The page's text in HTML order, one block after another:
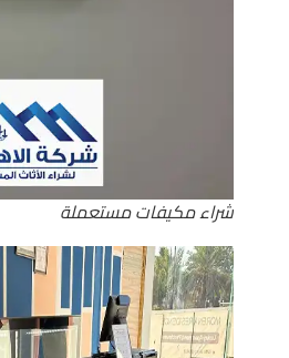
شراء مكيفات مستعملة